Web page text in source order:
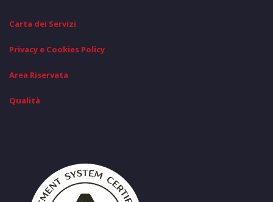
Carta dei Servizi
Privacy e Cookies Policy
Area Riservata
Qualità